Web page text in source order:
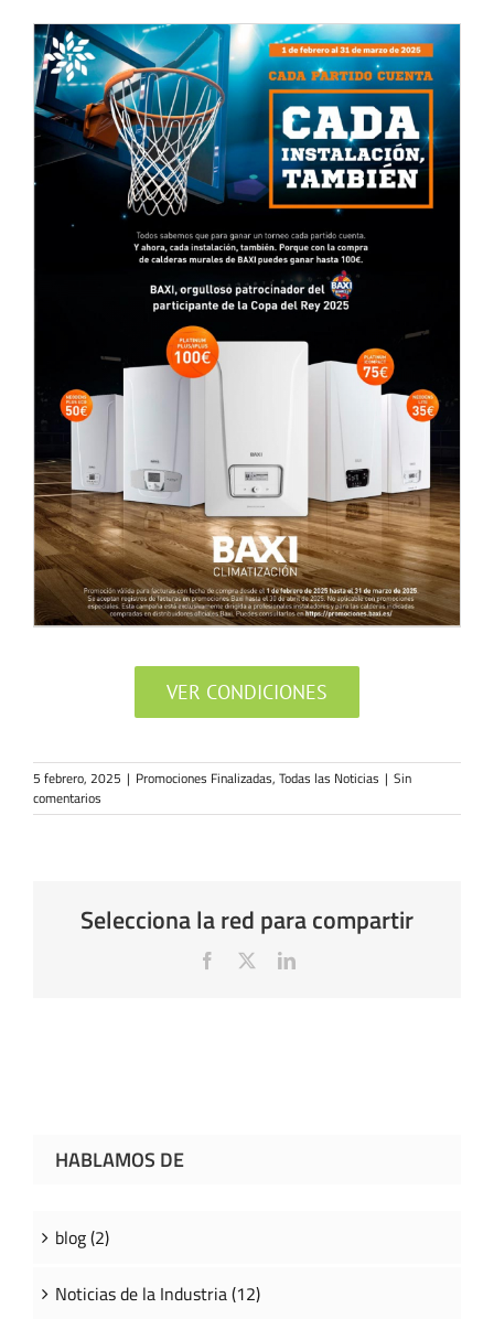
VER CONDICIONES
5 febrero, 2025 | Promociones Finalizadas, Todas las Noticias | Sin
comentarios
Selecciona la red para compartir
Facebook LinkedIn
HABLAMOS DE
blog (2)
Noticias de la Industria (12)